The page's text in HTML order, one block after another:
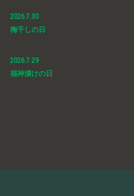
2026.7.30
梅干しの日
2026.7.29
福神漬けの日